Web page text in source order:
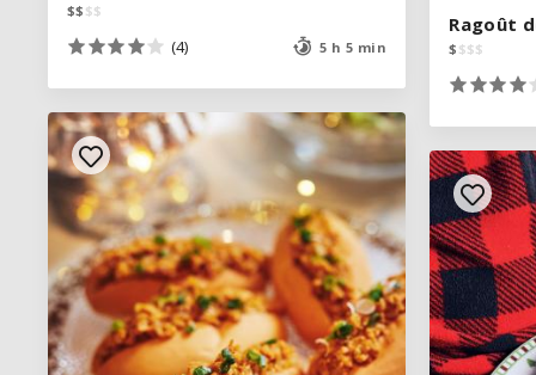
$$ $$
(4) 5 h 5 min
$$ $$
(4) 5 h 5 min
VOIR LA RECETTE
Ragoût
$ $$$
Ragoût
$ $$$